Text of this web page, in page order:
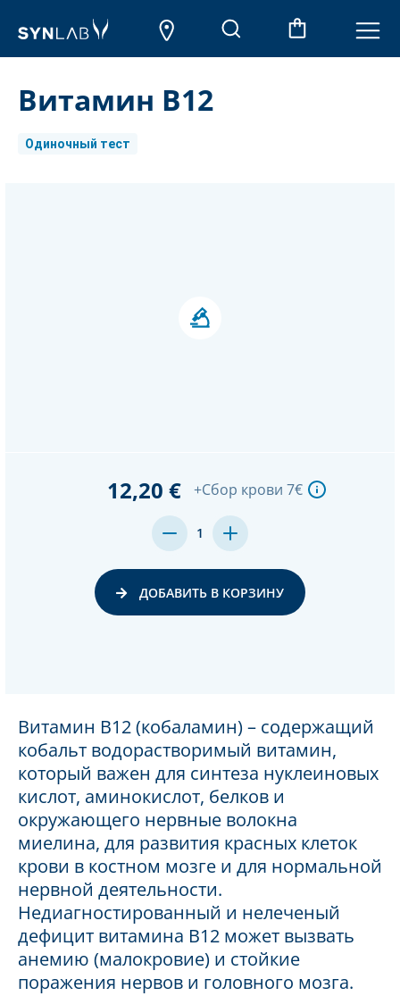
Витамин В12
Одиночный тест
Витамин В12 (кобаламин) – содержащий
кобальт водорастворимый витамин,
который важен для синтеза нуклеиновых
кислот, аминокислот, белков и
окружающего нервные волокна
миелина, для развития красных клеток
крови в костном мозге и для нормальной
нервной деятельности.
Недиагностированный и нелеченый
дефицит витамина В12 может вызвать
анемию (малокровие) и стойкие
поражения нервов и головного мозга.
12,20 € +Сбор крови 7€
MENGE
VON
UNDEFINED
1
MENGE
VON
UNDEFINED
ДОБАВИТЬ В КОРЗИНУ